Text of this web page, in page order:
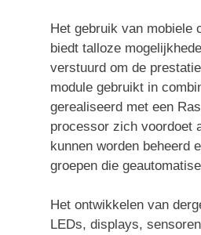
Het gebruik van mobiele
biedt talloze
verstuurd om de
module gebruikt in
gerealiseerd met een
processor zich voordoet
kunnen worden beheerd
groepen die
Het ontwikkelen van
LEDs, displays,